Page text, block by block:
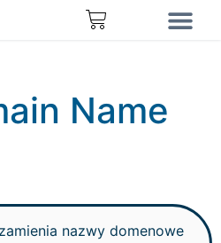
Name
nazwy domenowe